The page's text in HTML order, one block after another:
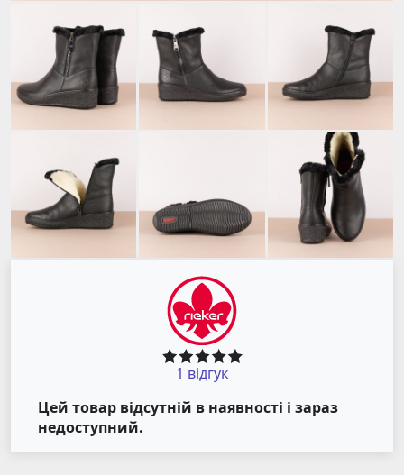
1 відгук
Цей товар відсутній в наявності і зараз
недоступний.